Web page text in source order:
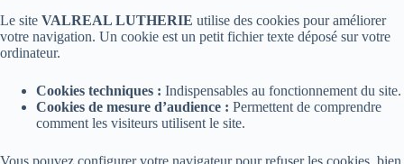
Le site VALREAL LUTHERIE utilise des cookies pour améliorer
votre navigation. Un cookie est un petit fichier texte déposé sur votre
ordinateur.
Cookies techniques : Indispensables au fonctionnement du site.
Cookies de mesure d’audience : Permettent de comprendre
comment les visiteurs utilisent le site.